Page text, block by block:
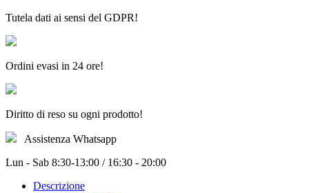
Tutela dati ai sensi del GDPR!
Ordini evasi in 24 ore!
Diritto di reso su ogni prodotto!
Assistenza Whatsapp
Lun - Sab 8:30-13:00 / 16:30 - 20:00
Descrizione